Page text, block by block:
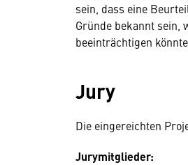
sein, dass eine
Gründe bekannt sein,
beeinträchtigen
Jury
Die eingereichten
Jurymitglieder: